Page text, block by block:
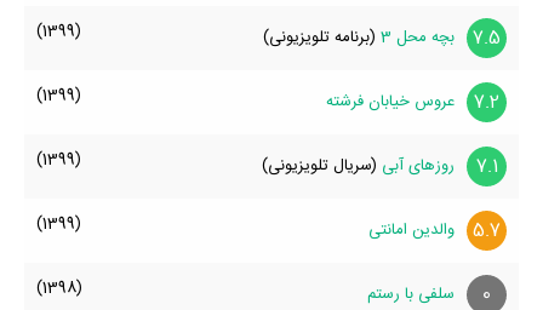
7.5 بچه محل 3 (برنامه تلویزیونی) (1399)
7.2 عروس خیابان فرشته (1399)
7.1 روزهای آبی (سریال تلویزیونی) (1399)
5.7 والدین امانتی (1399)
0 سلفی با رستم (1398)